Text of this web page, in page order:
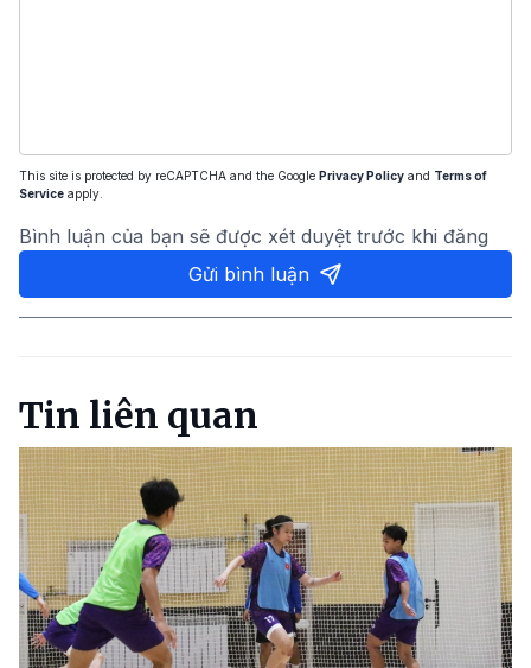
This site is protected by reCAPTCHA and the Google Privacy Policy and Terms of
Service apply.
Bình luận của bạn sẽ được xét duyệt trước khi đăng
Gửi bình luận
Tin liên quan